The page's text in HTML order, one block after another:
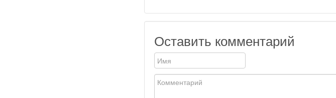
Оставить комментарий